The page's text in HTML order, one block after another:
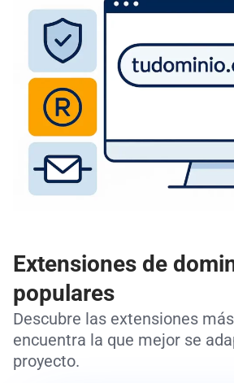
Extensiones de
populares
Descubre las extensiones
encuentra la que mejor se
proyecto.